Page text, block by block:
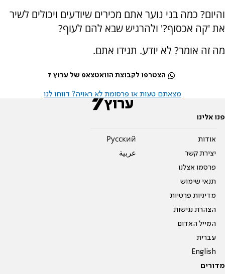
והיום? כמה בני נוער אתם מכירים שיודעים ויכולים לשיר
את 'קה אכסוף?' ולהרגיש שבא להם לעוף?
מה זה אומר? לא יודע. תגידו אתם.
הצטרפו לקבוצת הוואטצאפ של ערוץ 7
מצאתם טעות או פרסומת לא ראויה? דווחו לנו
פנו אלינו
אודות
יצירת קשר
פרסמו אצלנו
תנאי שימוש
מדיניות פרטיות
הצהרת נגישות
המייל האדום
עברית
English
Pусский
عربية
מדורים